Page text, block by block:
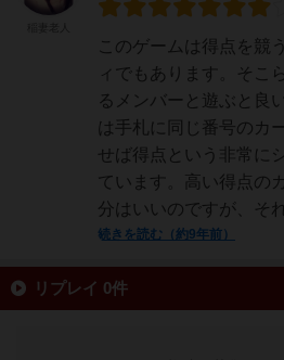
このゲームは得点を競
ィでもあります。そこ
るメンバーと遊ぶと良
は手札に同じ番号のカ
せば得点という非常に
ています。高い得点の
分はいいのですが、そ
続きを読む（約9年前）
リプレイ 0件